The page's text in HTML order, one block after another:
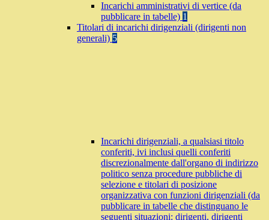
Incarichi amministrativi di vertice (da
pubblicare in tabelle) 1
Titolari di incarichi dirigenziali (dirigenti non
generali) 5
Incarichi dirigenziali, a qualsiasi titolo
conferiti, ivi inclusi quelli conferiti
discrezionalmente dall'organo di indirizzo
politico senza procedure pubbliche di
selezione e titolari di posizione
organizzativa con funzioni dirigenziali (da
pubblicare in tabelle che distinguano le
seguenti situazioni: dirigenti, dirigenti